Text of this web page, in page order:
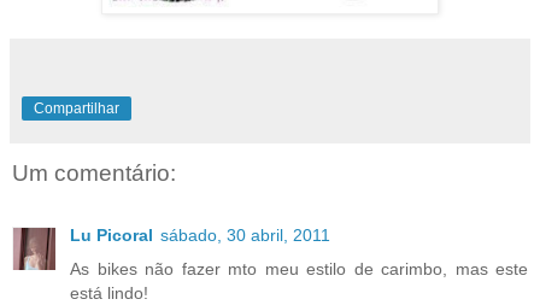
Compartilhar
Um comentário:
Lu Picoral sábado, 30 abril, 2011
As bikes não fazer mto meu estilo de carimbo, mas este
está lindo!